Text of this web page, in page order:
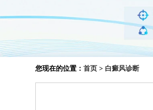
您现在的位置： 首页 > 白癜风诊断